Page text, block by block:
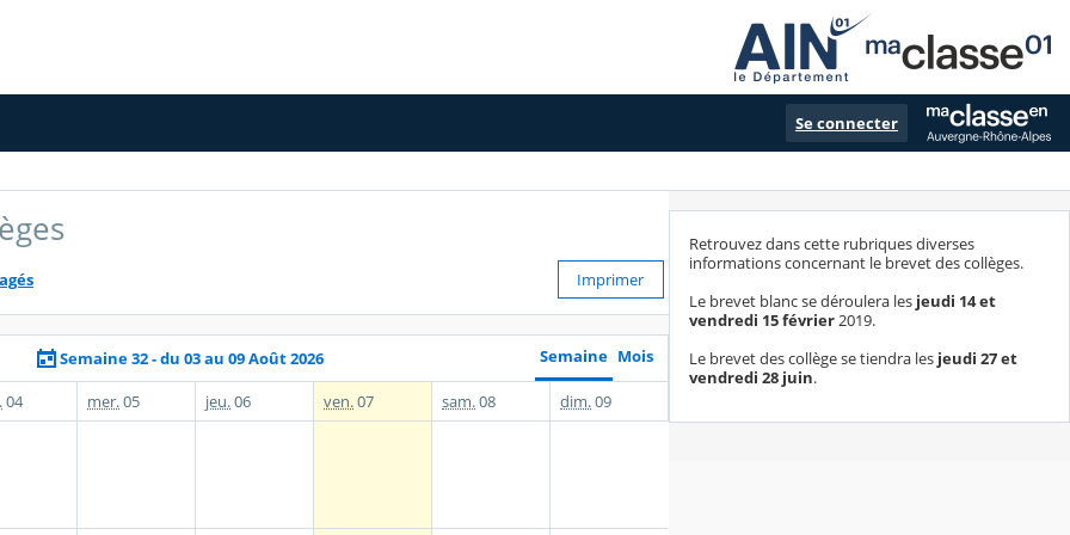
Se connecter
Imprimer
Semaine 32 - du 03 au 09 Août 2026 Semaine Mois
04 mer.05 jeu.06 ven.07 sam.08 dim.09
Retrouvez dans cette rubriques diverses
informations concernant le brevet des collèges.
Le brevet blanc se déroulera les jeudi 14 et
vendredi 15 février2019.
Le brevet des collège se tiendra les jeudi 27 et
vendredi 28 juin.